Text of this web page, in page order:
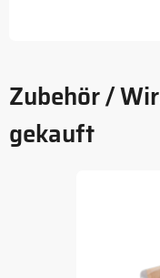
Zubehör /
gekauft